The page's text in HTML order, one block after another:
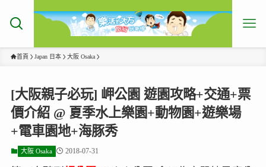
首頁 Japan 日本 大阪 Osaka
[大阪親子必玩] 岬公園 遊園攻略+交通+票
價介紹 @ 夏季水上樂園+動物園+遊樂場
+電車園地+海豚秀
大阪 Osaka 2018-07-31